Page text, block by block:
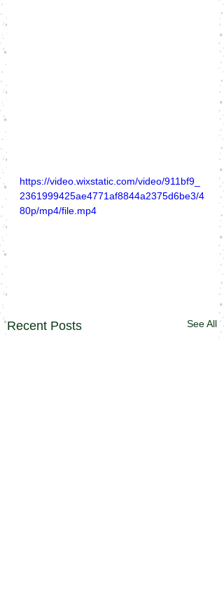
https://video.wixstatic.com/video/911bf9_
2361999425ae4771af8844a2375d6be3/4
80p/mp4/file.mp4
Recent Posts See All